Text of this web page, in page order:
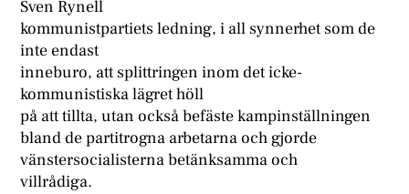
Sven Rynell
kommunistpartiets ledning, i all synnerhet som de
inte endast
inneburo, att splittringen inom det icke-
kommunistiska lägret höll
på att tillta, utan också befäste kampinställningen
bland de partitrogna arbetarna och gjorde
vänstersocialisterna betänksamma och
villrådiga.